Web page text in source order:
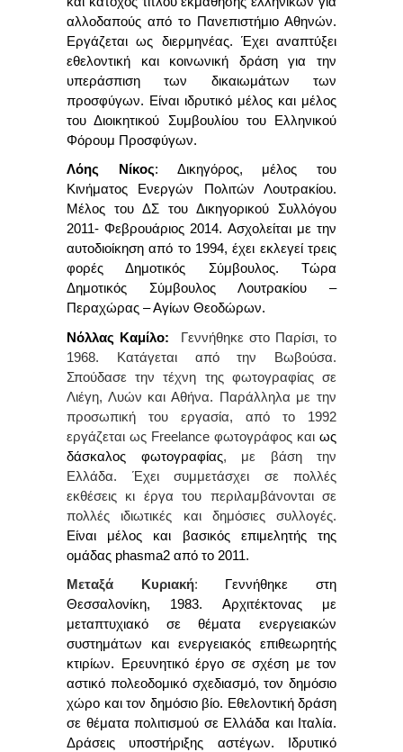
αλλοδαπούς από το Πανεπιστήμιο Αθηνών.
Εργάζεται ως διερμηνέας. Έχει αναπτύξει
εθελοντική και κοινωνική δράση για την
υπεράσπιση των δικαιωμάτων των
προσφύγων. Είναι ιδρυτικό μέλος και μέλος
του Διοικητικού Συμβουλίου του Ελληνικού
Φόρουμ Προσφύγων.
Λόης Νίκος: Δικηγόρος, μέλος του
Κινήματος Ενεργών Πολιτών Λουτρακίου.
Μέλος του ΔΣ του Δικηγορικού Συλλόγου
2011- Φεβρουάριος 2014. Ασχολείται με την
αυτοδιοίκηση από το 1994, έχει εκλεγεί τρεις
φορές Δημοτικός Σύμβουλος. Τώρα
Δημοτικός Σύμβουλος Λουτρακίου –
Περαχώρας – Αγίων Θεοδώρων.
Νόλλας Καμίλο:
Γεννήθηκε στο Παρίσι, το
1968. Κατάγεται από την Βωβούσα.
Σπούδασε την τέχνη της φωτογραφίας σε
Λιέγη, Λυών και Αθήνα. Παράλληλα με την
προσωπική του εργασία, από το 1992
εργάζεται ως Freelance φωτογράφος και ως
δάσκαλος φωτογραφίας, με βάση την
Ελλάδα. Έχει συμμετάσχει σε πολλές
εκθέσεις κι έργα του περιλαμβάνονται σε
πολλές ιδιωτικές και δημόσιες συλλογές.
Είναι μέλος και βασικός επιμελητής της
ομάδας phasma2 από το 2011.
Μεταξά Κυριακή:
Γεννήθηκε στη
Θεσσαλονίκη, 1983. Αρχιτέκτονας με
μεταπτυχιακό σε θέματα ενεργειακών
συστημάτων και ενεργειακός επιθεωρητής
κτιρίων.
Ερευνητικό έργο σε σχέση με τον
αστικό πολεοδομικό σχεδιασμό, τον δημόσιο
χώρο και τον δημόσιο βίο. Εθελοντική δράση
σε θέματα πολιτισμού σε Ελλάδα και Ιταλία.
Δράσεις υποστήριξης αστέγων. Ιδρυτικό